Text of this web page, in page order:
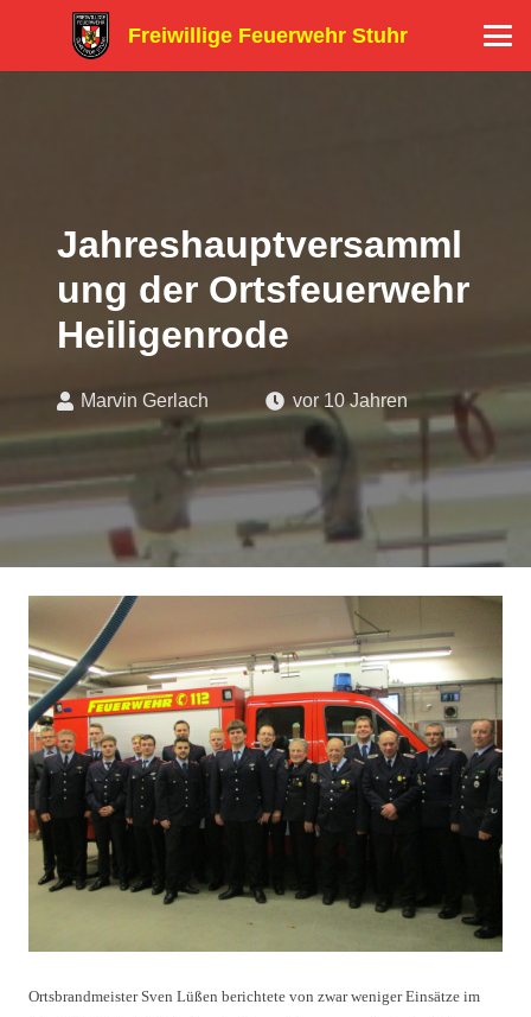
Freiwillige Feuerwehr Stuhr
Jahreshauptversamml
ung der Ortsfeuerwehr
Heiligenrode
Marvin Gerlach vor 10 Jahren
Ortsbrandmeister Sven Lüßen berichtete von zwar weniger Einsätze im